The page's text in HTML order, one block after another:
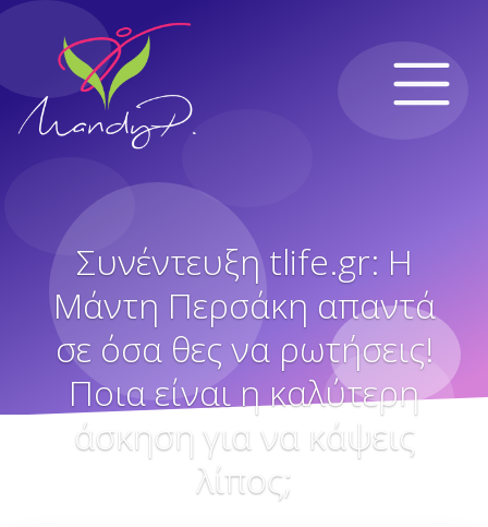
Συνέντευξη tlife.gr: Η
Μάντη Περσάκη απαντά
σε όσα θες να ρωτήσεις!
Ποια είναι η καλύτερη
άσκηση για να κάψεις
λίπος;